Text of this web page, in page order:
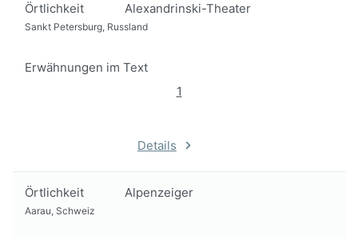
Örtlichkeit Alexandrinski-Theater
Sankt Petersburg, Russland
Erwähnungen im Text
1
Details
Örtlichkeit Alpenzeiger
Aarau, Schweiz